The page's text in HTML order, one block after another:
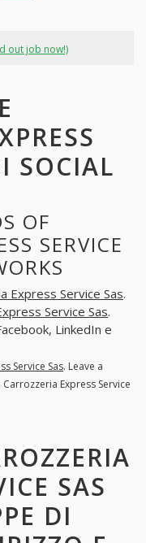
out job now!)
SOCIAL
OF
SERVICE
Express Service Sas.
Service Sas.
LinkedIn e
Service Sas. Leave a
. Carrozzeria Express Service
SAS
DI